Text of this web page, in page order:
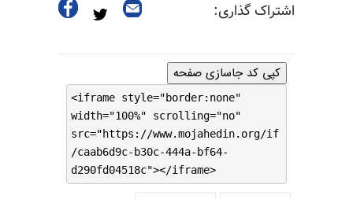
اشتراک گذاری:
کپی کد جاسازی صفحه
<iframe style="border:none"
width="100%" scrolling="no"
src="https://www.mojahedin.org/if
/caab6d9c-b30c-444a-bf64-
d290fd04518c"></iframe>